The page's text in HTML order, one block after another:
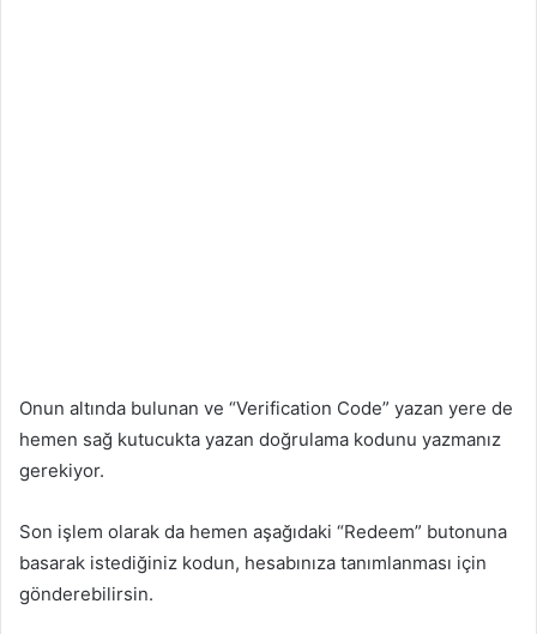
Onun altında bulunan ve “Verification Code” yazan yere de
hemen sağ kutucukta yazan doğrulama kodunu yazmanız
gerekiyor.
Son işlem olarak da hemen aşağıdaki “Redeem” butonuna
basarak istediğiniz kodun, hesabınıza tanımlanması için
gönderebilirsin.